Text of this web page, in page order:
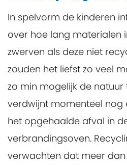
In spelvorm de kinderen
over hoe lang materialen
zwerven als deze niet
zouden het liefst zo veel
zo min mogelijk de natuur
verdwijnt momenteel nog
het opgehaalde afval in
verbrandingsoven.
verwachten dat meer dan